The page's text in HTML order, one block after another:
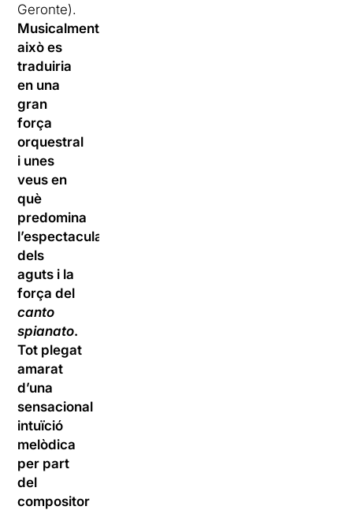
Geronte).
Musicalment
això es
traduiria
en una
gran
força
orquestral
i unes
veus en
què
predomina
l’espectacularitat
dels
aguts i la
força del
canto
spianato.
Tot plegat
amarat
d’una
sensacional
intuïció
melòdica
per part
del
compositor